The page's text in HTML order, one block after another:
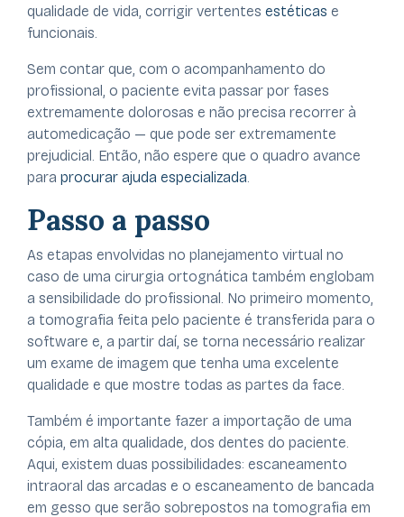
qualidade de vida, corrigir vertentes estéticas e
funcionais.
Sem contar que, com o acompanhamento do
profissional, o paciente evita passar por fases
extremamente dolorosas e não precisa recorrer à
automedicação — que pode ser extremamente
prejudicial. Então, não espere que o quadro avance
para procurar ajuda especializada
Passo a passo
As etapas envolvidas no planejamento virtual no
caso de uma cirurgia ortognática também englobam
a sensibilidade do profissional. No primeiro momento,
a tomografia feita pelo paciente é transferida para o
software e, a partir daí, se torna necessário realizar
um exame de imagem que tenha uma excelente
qualidade e que mostre todas as partes da face.
Também é importante fazer a importação de uma
cópia, em alta qualidade, dos dentes do paciente.
Aqui, existem duas possibilidades: escaneamento
intraoral das arcadas e o escaneamento de bancada
em gesso que serão sobrepostos na tomografia em